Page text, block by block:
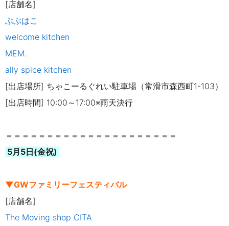
[店舗名]
ぶぶはこ
welcome kitchen
MEM.
ally spice kitchen
[出店場所] ちゃこーるぐれい駐車場（常滑市森西町1-103）
[出店時間] 10:00～17:00※雨天決行
＝＝＝＝＝＝＝＝＝＝＝＝＝＝＝＝＝＝＝＝＝
5月5日(金祝)
▼GWファミリーフェスティバル
[店舗名]
The Moving shop CITA